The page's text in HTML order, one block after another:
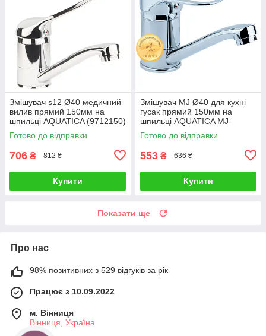
Змішувач s12 Ø40 медичний
вилив прямий 150мм на
шпильці AQUATICA (9712150)
Готово до відправки
706 ₴ 812 ₴
Купити
Змішувач MJ Ø40 для кухні
гусак прямий 150мм на
шпильці AQUATICA MJ-
2B129C (9744120)
Готово до відправки
553 ₴ 636 ₴
Купити
Показати ще
Про нас
98% позитивних з 529 відгуків за рік
Працює з 10.09.2022
м. Вінниця
Вінниця, Україна